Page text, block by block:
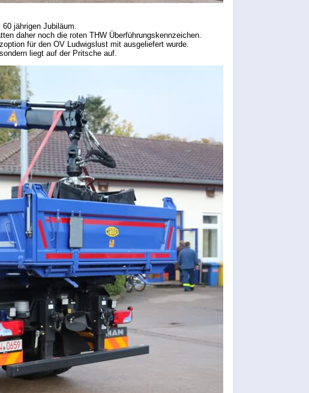
jährigen Jubiläum.
daher noch die roten THW Überführungskennzeichen.
für den OV Ludwigslust mit ausgeliefert wurde.
liegt auf der Pritsche auf.